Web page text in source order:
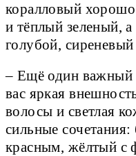
коралловый
и тёплый зеленый,
голубой,
– Ещё один важный
вас яркая
волосы и светлая
сильные
красным, жёлтый с